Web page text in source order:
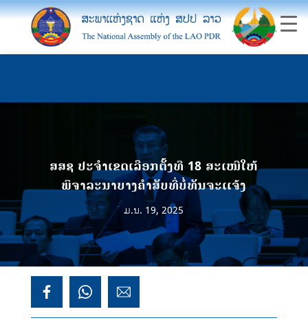
ສສຊ ປະຈຳເຂດເລືອກຕັ້ງທີ 18 ສະເໜີໃຫ້
ພິຈາລະນາບາງຄຳສັບທີ່ບໍ່ທັນຈະເເຈ້ງ
ມ.ນ. 19, 2025